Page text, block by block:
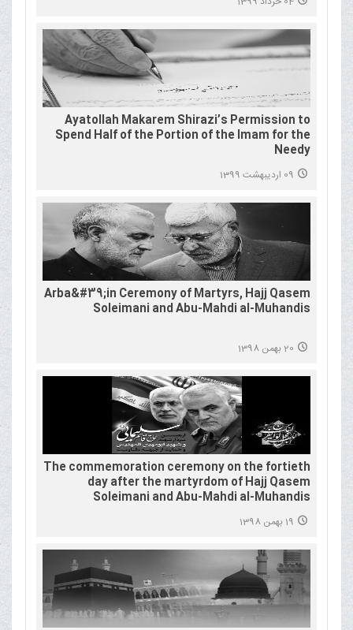
Ayatollah Makarem Shirazi’s Permission to
Spend Half of the Portion of the Imam for the
Needy
09 اردیبهشت 1399
Arba&#39;in Ceremony of Martyrs, Hajj Qasem
Soleimani and Abu-Mahdi al-Muhandis
20 بهمن 1398
The commemoration ceremony on the fortieth
day after the martyrdom of Hajj Qasem
Soleimani and Abu-Mahdi al-Muhandis
19 بهمن 1398